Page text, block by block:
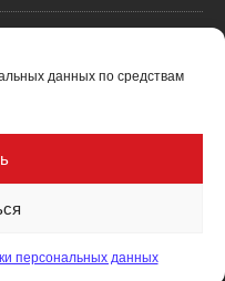
данных по средствам
персональных данных
данных
2021. Все права соблюдены.